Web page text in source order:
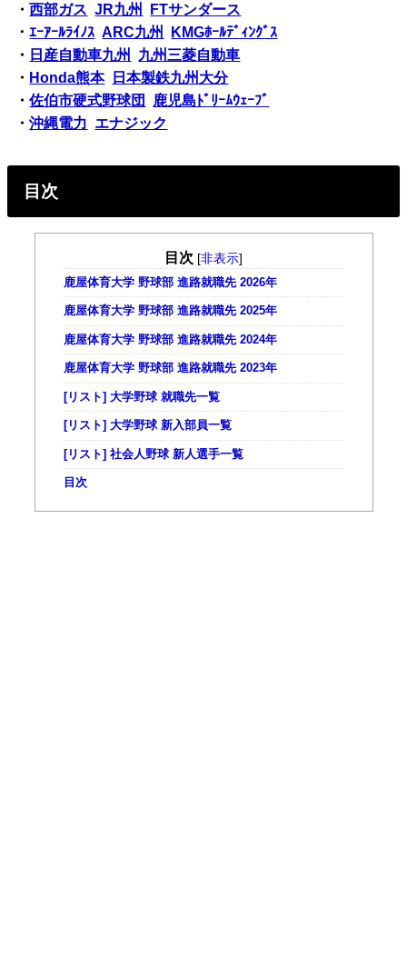
・西部ガス JR九州
FTサンダース
・ｴｰｱｰﾙﾗｲﾉｽ ARC九州
KMGﾎｰﾙﾃﾞｨﾝｸﾞｽ
・ 日産自動車九州
九州三菱自動車
・ Honda熊本
日本製鉄九州大分
・佐伯市硬式野球団
鹿児島ﾄﾞﾘｰﾑｳｪｰﾌﾞ
・沖縄電力 エナジック
目次
目次 [非表示]
鹿屋体育大学 野球部 進路就職先 2026年
鹿屋体育大学 野球部 進路就職先 2025年
鹿屋体育大学 野球部 進路就職先 2024年
鹿屋体育大学 野球部 進路就職先 2023年
[リスト] 大学野球 就職先一覧
[リスト] 大学野球 新入部員一覧
[リスト] 社会人野球 新人選手一覧
目次